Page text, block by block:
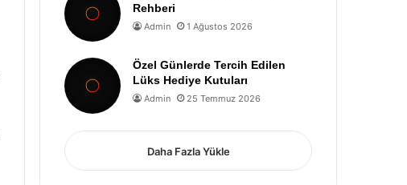
Rehberi
Admin 1 Ağustos 2026
Özel Günlerde Tercih Edilen
Lüks Hediye Kutuları
Admin 25 Temmuz 2026
Daha Fazla Yükle